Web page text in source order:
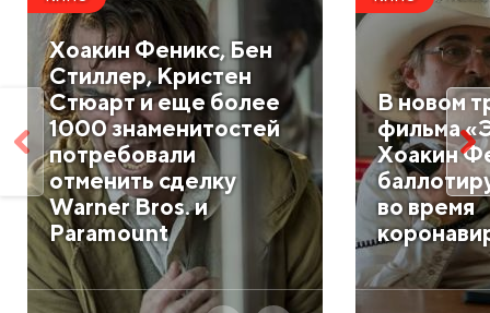
Хоакин Феникс, Бен
Стиллер, Кристен
Стюарт и еще более
1000 знаменитостей
потребовали
отменить сделку
Warner Bros. и
Paramount
В новом
фильма
Хоакин
во время